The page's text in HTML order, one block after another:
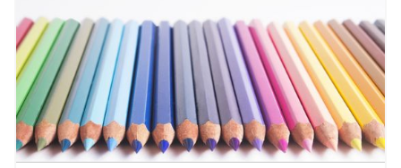
on myös hallitusohjelmassaan luvannut rahoittaa
täysimääräisesti hyvinvointialueille asetettavat
mahdolliset uudet tehtävät tai niiden laajennukset.